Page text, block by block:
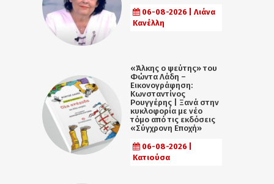
06-08-2026 | Λιάνα
Κανέλλη
«Άλκης ο ψεύτης» του
Φώντα Λάδη –
Εικονογράφηση:
Κωνσταντίνος
Ρουγγέρης | Ξανά στην
κυκλοφορία με νέο
τόμο από τις εκδόσεις
«Σύγχρονη Εποχή»
06-08-2026 |
Κατιούσα